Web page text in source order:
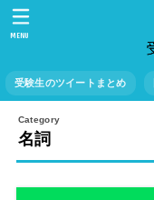
受験生のツイートまとめ
MENU
名詞